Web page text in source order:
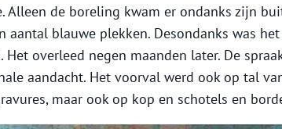
Alleen de boreling kwam er ondanks zijn
aantal blauwe plekken. Desondanks was
Het overleed negen maanden later. De
aandacht. Het voorval werd ook op tal
maar ook op kop en schotels en